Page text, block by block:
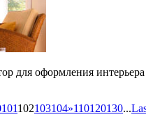
для оформления
101102103104»110120130...